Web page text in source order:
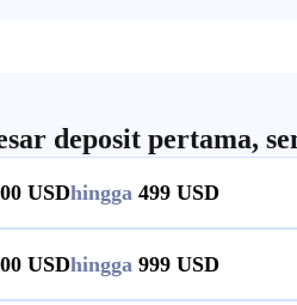
deposit pertama,
hingga 499
hingga 999